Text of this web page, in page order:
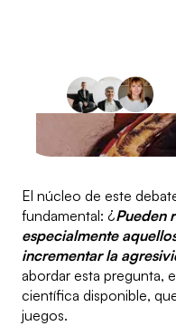
El núcleo de este
fundamental: ¿Pueden
especialmente
incrementar la
abordar esta pregunta,
científica disponible,
juegos.